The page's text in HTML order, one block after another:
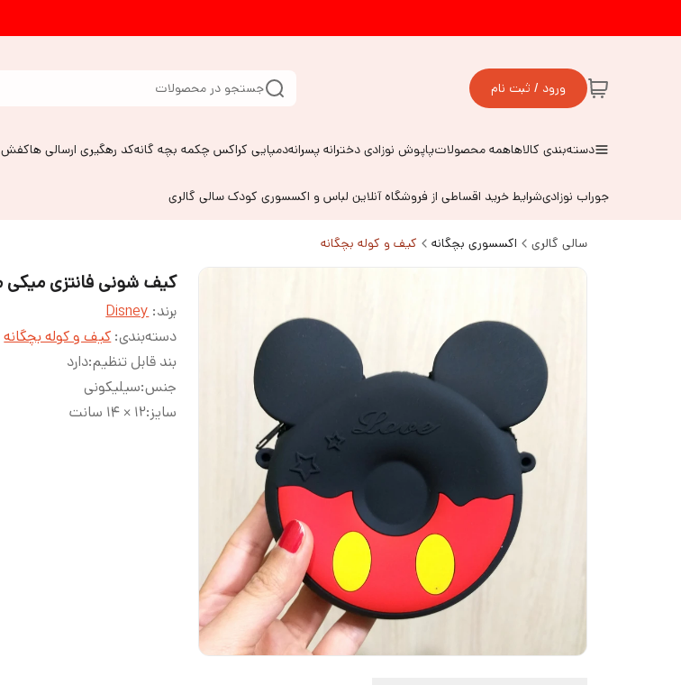
ورود / ثبت نام جستجو در محصولات
دسته‌بندی کالاهاهمه محصولاتپاپوش نوزادی دخترانه پسرانهدمپایی کراکس چکمه بچه گانهکد رهگیری ارسالی هاکفش
جوراب نوزادیشرایط خرید اقساطی از فروشگاه آنلاین لباس و اکسسوری کودک سالی گالری
سالی گالری اکسسوری بچگانه کیف و کوله بچگانه
کیف شونی فانتزی میکی
برند: Disney
دسته‌بندی:کیف و کوله بچگانه
بند قابل تنظیم:دارد
جنس:سیلیکونی
سایز:۱۲ × ۱۴ سانت